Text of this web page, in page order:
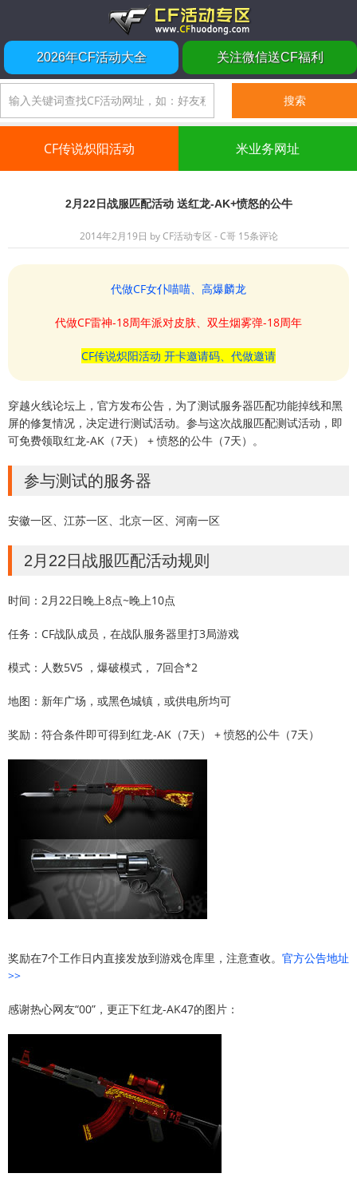
2026年CF活动大全 关注微信送CF福利
CF传说炽阳活动 米业务网址
2月22日战服匹配活动 送红龙-AK+愤怒的公牛
2014年2月19日 byCF活动专区 - C哥 15条评论
代做CF女仆喵喵、高爆麟龙
代做CF雷神-18周年派对皮肤、双生烟雾弹-18周年
CF传说炽阳活动 开卡邀请码、代做邀请
穿越火线论坛上，官方发布公告，为了测试服务器匹配功能掉线和黑
屏的修复情况，决定进行测试活动。参与这次战服匹配测试活动，即
可免费领取红龙-AK（7天） + 愤怒的公牛（7天）。
参与测试的服务器
安徽一区、江苏一区、北京一区、河南一区
2月22日战服匹配活动规则
时间：2月22日晚上8点~晚上10点
任务：CF战队成员，在战队服务器里打3局游戏
模式：人数5V5 ，爆破模式， 7回合*2
地图：新年广场，或黑色城镇，或供电所均可
奖励：符合条件即可得到红龙-AK（7天） + 愤怒的公牛（7天）
奖励在7个工作日内直接发放到游戏仓库里，注意查收。 官方公告地址
>>
感谢热心网友“00”，更正下红龙-AK47的图片：